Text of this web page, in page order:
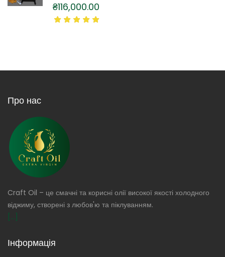
₴116,000.00
Про нас
Craft Oil – це смачні та корисні олії високої якості холодного
віджиму, створені з любов'ю та піклуванням.
[...]
Інформація